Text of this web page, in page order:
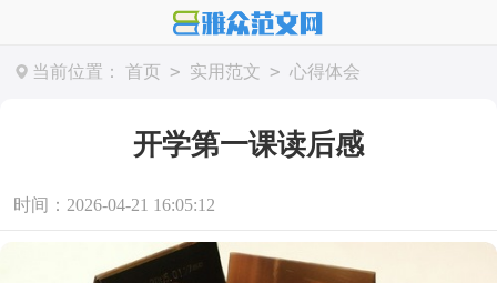
当前位置： 首页 > 实用范文 > 心得体会
开学第一课读后感
时间：2026-04-21 16:05:12